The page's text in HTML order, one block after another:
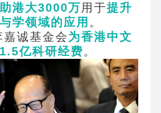
港大3000万用于提升
学领域的应用 。
嘉诚基金会为香港中文
亿科研经费。